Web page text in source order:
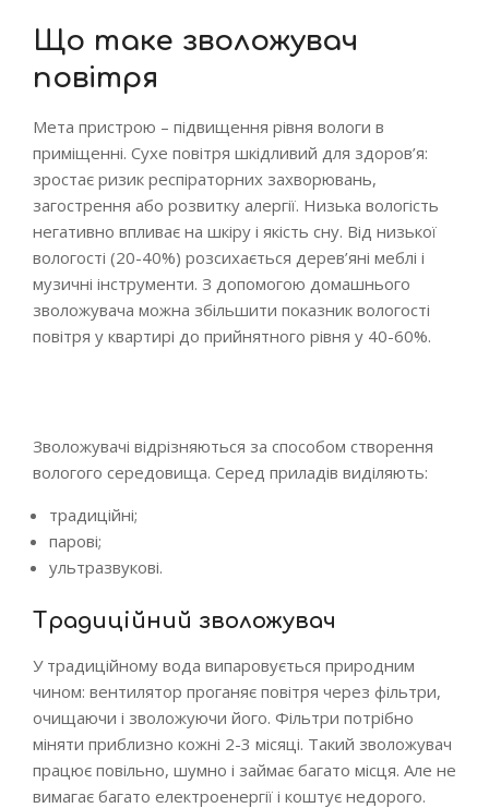
Що таке зволожувач
повітря
Мета пристрою – підвищення рівня вологи в
приміщенні. Сухе повітря шкідливий для здоров’я:
зростає ризик респіраторних захворювань,
загострення або розвитку алергії. Низька вологість
негативно впливає на шкіру і якість сну. Від низької
вологості (20-40%) розсихається дерев’яні меблі і
музичні інструменти. З допомогою домашнього
зволожувача можна збільшити показник вологості
повітря у квартирі до прийнятного рівня у 40-60%.
Зволожувачі відрізняються за способом створення
вологого середовища. Серед приладів виділяють:
традиційні;
парові;
ультразвукові.
Традиційний зволожувач
У традиційному вода випаровується природним
чином: вентилятор проганяє повітря через фільтри,
очищаючи і зволожуючи його. Фільтри потрібно
міняти приблизно кожні 2-3 місяці. Такий зволожувач
працює повільно, шумно і займає багато місця. Але не
вимагає багато електроенергії і коштує недорого.